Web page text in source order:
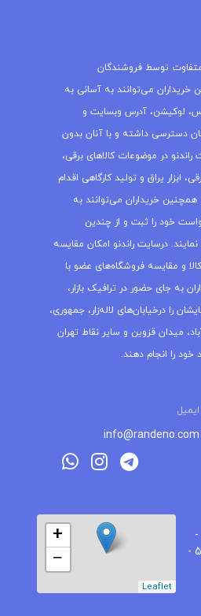
متفاوت توسط فروشندگان
می‌توانند به آسانی به
لوکیشن، آدرس وبسایت و
دسترسی داشته و با آنان بدون
در موضوعات کالاهای برقی،
ابزار یراق و تولید کارگاهی اقدام
خریداران می‌توانند به
خود را ثبت و از چندین
درسایت راندنو امکان مقایسه
و مقایسه فروشگاه‌های عضو با
به جای حضور در ترافیک بازار،
را درخیابان‌های لاله‌زار، جمهوری،
میدان قزوین و سایر نقاط تهران
را انجام دهند.
ایمیل
info@randeno.com
کوچه آزادیخواه - پلاک 55 -
+
−
Leaflet